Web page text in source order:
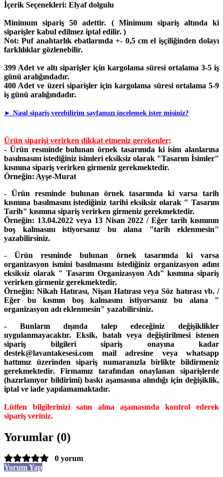
İçerik Seçenekleri: Elyaf dolgulu
Minimum sipariş 50 adettir. ( Minimum sipariş altında ki
siparişler kabul edilmez iptal edilir. )
Not: Puf anahtarlık ebatlarında +- 0,5 cm el işçiliğinden dolayı
farklılıklar gözlenebilir.
399 Adet ve altı siparişler için kargolama süresi ortalama 3-5 iş
günü aralığındadır.
400 Adet ve üzeri siparişler için kargolama süresi ortalama 5-9
iş günü aralığındadır.
► Nasıl sipariş verebilirim sayfamızı incelemek ister misiniz?
Ürün siparişi verirken dikkat etmeniz gerekenler;
- Ürün resminde bulunan örnek tasarımda ki isim alanlarına
basılmasını istediğiniz isimleri eksiksiz olarak "Tasarım İsimler"
kısmına sipariş verirken girmeniz gerekmektedir.
Örneğin: Ayşe-Murat
- Ürün resminde bulunan örnek tasarımda ki varsa tarih
kısmına basılmasını istediğiniz tarihi eksiksiz olarak " Tasarım
Tarih" kısmına sipariş verirken girmeniz gerekmektedir.
Örneğin: 13.04.2022 veya 13 Nisan 2022 / Eğer tarih kısmının
boş kalmasını istiyorsanız bu alana "tarih eklenmesin"
yazabilirsiniz.
- Ürün resminde bulunan örnek tasarımda ki varsa
organizasyon ismini basılmasını istediğiniz organizasyon adını
eksiksiz olarak " Tasarım Organizasyon Adı" kısmına sipariş
verirken girmeniz gerekmektedir.
Örneğin: Nikah Hatırası, Nişan Hatırası veya Söz hatırası vb. /
Eğer bu kısmın boş kalmasını istiyorsanız bu alana "
organizasyon adı eklenmesin" yazabilirsiniz.
- Bunların dışında talep edeceğiniz değişiklikler
uygulanmayacaktır. Eksik, hatalı veya değiştirilmesi istenen
sipariş bilgileri sipariş onayına kadar
destek@lavantakesesi.com mail adresine veya whatsapp
hattımız üzerinden sipariş numaranızla birlikte bildirmeniz
gerekmektedir. Firmamız tarafından onaylanan siparişlerde
(hazırlanıyor bildirimi) baskı aşamasına alındığı için değişiklik,
iptal ve iade yapılamamaktadır.
Lütfen bilgilerinizi satın alma aşamasında kontrol ederek
sipariş veriniz.
Yorumlar (0)
0 yorum
Yorum Yap